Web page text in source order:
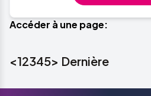
Accéder à une page:
<12345> Dernière